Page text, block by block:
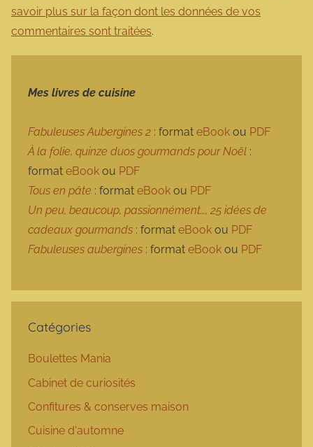
savoir plus sur la façon dont les données de vos
commentaires sont traitées.
Mes livres de cuisine
Fabuleuses Aubergines 2 : format eBook ou PDF
À la folie, quinze duos gourmands pour Noël :
format eBook ou PDF
Tous en pâte : format eBook ou PDF
Un peu, beaucoup, passionnément…, 25 idées de
cadeaux gourmands : format eBook ou PDF
Fabuleuses aubergines : format eBook ou PDF
Catégories
Boulettes Mania
Cabinet de curiosités
Confitures & conserves maison
Cuisine d'automne